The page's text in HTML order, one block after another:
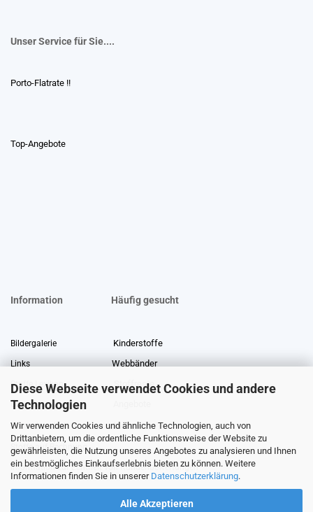
Diese Webseite verwendet Cookies und andere
Technologien
Wir verwenden Cookies und ähnliche Technologien, auch von
Drittanbietern, um die ordentliche Funktionsweise der Website zu
gewährleisten, die Nutzung unseres Angebotes zu analysieren und Ihnen
ein bestmögliches Einkaufserlebnis bieten zu können. Weitere
Informationen finden Sie in unserer Datenschutzerklärung.
Alle Akzeptieren
Unser Service für Sie....
Porto-Flatrate !!
Top-Angebote
Information Häufig gesucht
Bildergalerie Kinderstoffe
Links Webbänder
Stoffe Lexikon Stoffreste
Über uns
Gewerberabatt Meterware
Stoffe auf Rechnung
Information zur Echtheit von Kundenbewertungen